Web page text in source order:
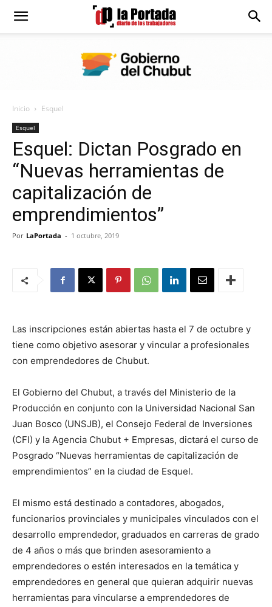
Diario
Portada
Inicio Esquel
Esquel
Esquel: Dictan Posgrado en
“Nuevas herramientas de
capitalización de
emprendimientos”
Por LaPortada - 1 octubre, 2019
Las inscripciones están abiertas hasta el 7 de octubre y
tiene como objetivo asesorar y vincular a profesionales
con emprendedores de Chubut.
El Gobierno del Chubut, a través del Ministerio de la
Producción en conjunto con la Universidad Nacional San
Juan Bosco (UNSJB), el Consejo Federal de Inversiones
(CFI) y la Agencia Chubut + Empresas, dictará el curso de
Posgrado “Nuevas herramientas de capitalización de
emprendimientos” en la ciudad de Esquel.
El mismo está destinado a contadores, abogados,
funcionarios provinciales y municipales vinculados con el
desarrollo emprendedor, graduados en carreras de grado
de 4 años o más que brinden asesoramiento a
emprendedores o estén interesados en la temática y
emprendedores en general que quieran adquirir nuevas
herramientas para vincularse a emprendedores de